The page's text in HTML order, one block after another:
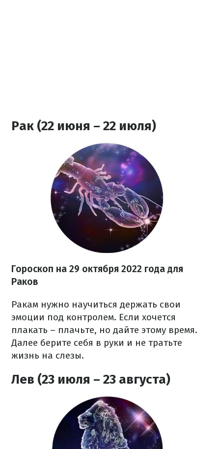
Рак (22 июня – 22 июля)
Гороскоп на 29 октября 2022 года для
Раков
Ракам нужно научиться держать свои
эмоции под контролем. Если хочется
плакать – плачьте, но дайте этому время.
Далее берите себя в руки и не тратьте
жизнь на слезы.
Лев (23 июля – 23 августа)